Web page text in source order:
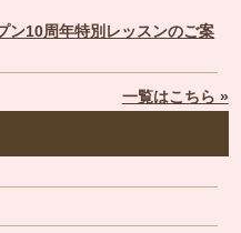
10周年特別レッスンのご案
一覧はこちら »